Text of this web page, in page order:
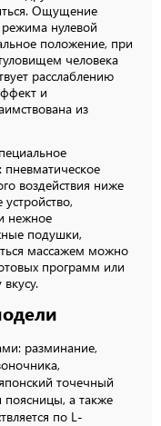
Ощущение
режима нулевой
положение, при
человека
расслаблению
и
из
пневматическое
воздействия ниже
нежное
подушки,
массажем можно
программ или
разминание,
точечный
а также
по L-